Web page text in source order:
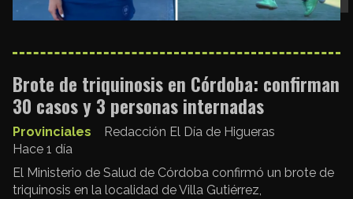
Brote de triquinosis en Córdoba: confirman
30 casos y 3 personas internadas
Redacción El Día de Higueras
Provinciales
Hace 1 día
El Ministerio de Salud de Córdoba confirmó un brote de
triquinosis en la localidad de Villa Gutiérrez,